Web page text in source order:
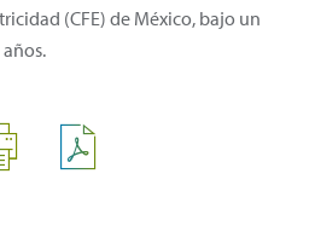
(CFE) de México, bajo un